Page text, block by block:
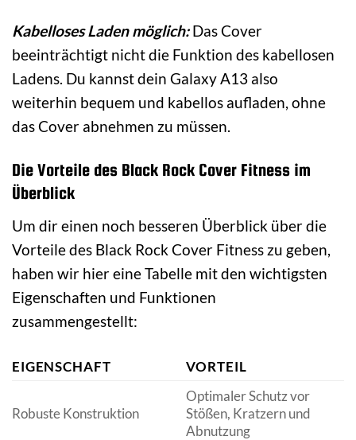
Kabelloses Laden möglich:Das Cover
beeinträchtigt nicht die Funktion des kabellosen
Ladens. Du kannst dein Galaxy A13 also
weiterhin bequem und kabellos aufladen, ohne
das Cover abnehmen zu müssen.
Die Vorteile des Black Rock Cover Fitness im
Überblick
Um dir einen noch besseren Überblick über die
Vorteile des Black Rock Cover Fitness zu geben,
haben wir hier eine Tabelle mit den wichtigsten
Eigenschaften und Funktionen
zusammengestellt:
EIGENSCHAFT VORTEIL
Robuste Konstruktion
Optimaler Schutz vor
Stößen, Kratzern und
Abnutzung